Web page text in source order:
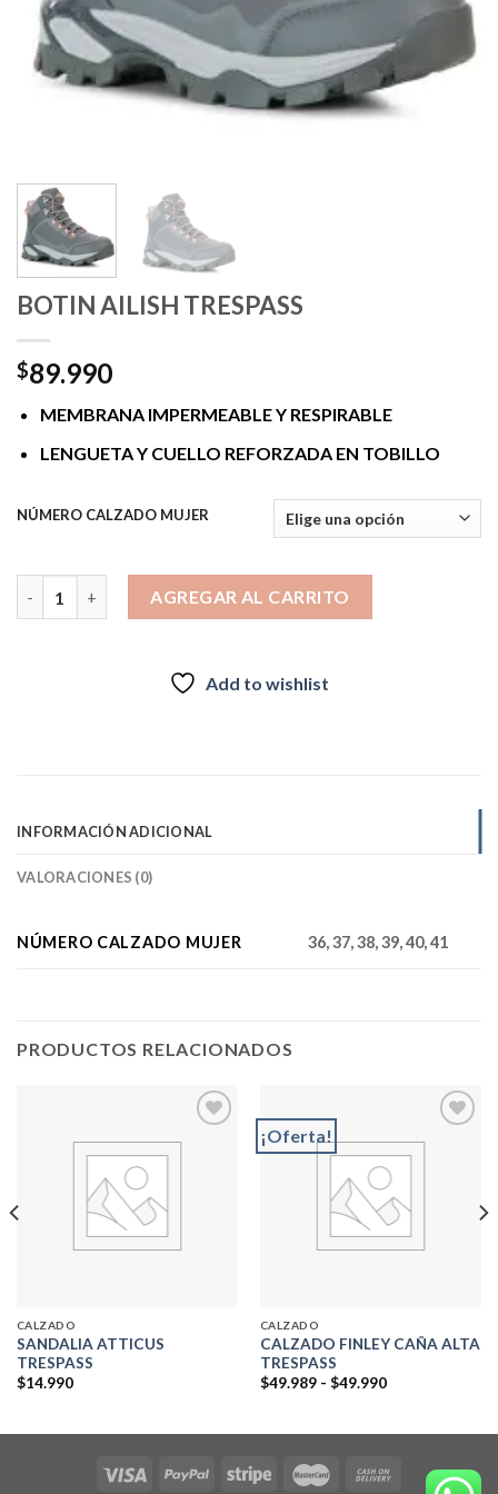
BOTIN AILISH TRESPASS
$89.990
MEMBRANA IMPERMEABLE Y RESPIRABLE
LENGUETA Y CUELLO REFORZADA EN TOBILLO
NÚMERO CALZADO MUJER
AGREGAR AL CARRITO
Add to wishlist
INFORMACIÓN ADICIONAL
VALORACIONES (0)
NÚMERO CALZADO MUJER 36, 37, 38, 39, 40, 41
PRODUCTOS RELACIONADOS
CALZADO
SANDALIA ATTICUS
TRESPASS
$14.990
¡Oferta!
CALZADO
CALZADO FINLEY CAÑA ALTA
TRESPASS
$49.989 - $49.990Rango
$49.989
$49.990